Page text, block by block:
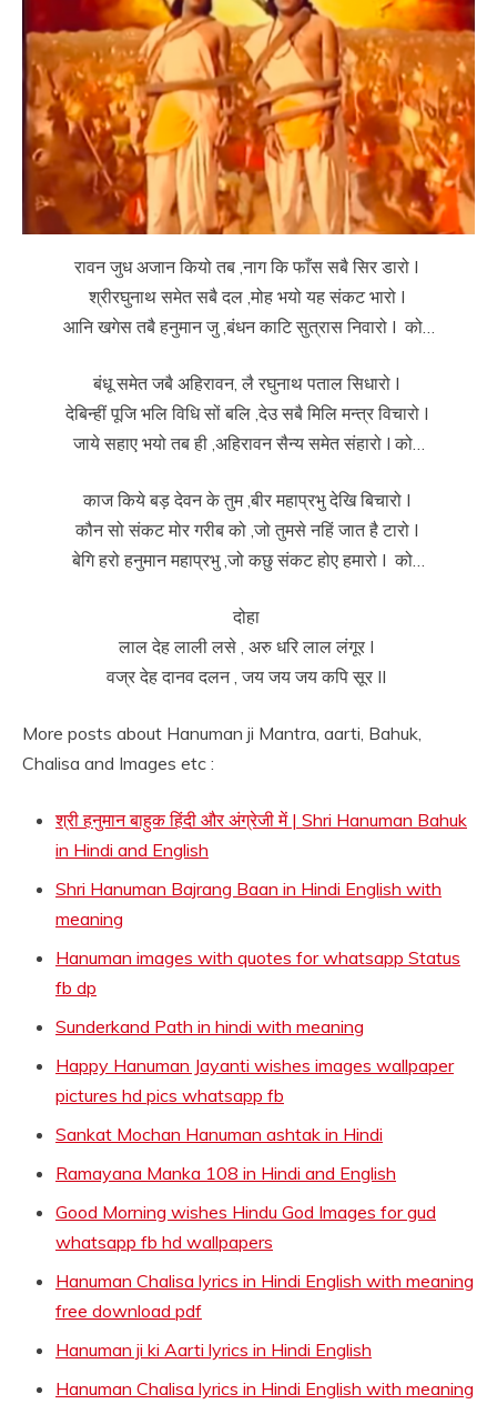
रावन जुध अजान कियो तब ,नाग कि फाँस सबै सिर डारो I
श्रीरघुनाथ समेत सबै दल ,मोह भयो यह संकट भारो I
आनि खगेस तबै हनुमान जु ,बंधन काटि सुत्रास निवारो I को…
बंधू समेत जबै अहिरावन, लै रघुनाथ पताल सिधारो I
देबिन्हीं पूजि भलि विधि सों बलि ,देउ सबै मिलि मन्त्र विचारो I
जाये सहाए भयो तब ही ,अहिरावन सैन्य समेत संहारो I को…
काज किये बड़ देवन के तुम ,बीर महाप्रभु देखि बिचारो I
कौन सो संकट मोर गरीब को ,जो तुमसे नहिं जात है टारो I
बेगि हरो हनुमान महाप्रभु ,जो कछु संकट होए हमारो I को…
दोहा
लाल देह लाली लसे , अरु धरि लाल लंगूर I
वज्र देह दानव दलन , जय जय जय कपि सूर II
More posts about Hanuman ji Mantra, aarti, Bahuk,
Chalisa and Images etc :
श्री हनुमान बाहुक हिंदी और अंग्रेजी में | Shri Hanuman Bahuk
in Hindi and English
Shri Hanuman Bajrang Baan in Hindi English with
meaning
Hanuman images with quotes for whatsapp Status
fb dp
Sunderkand Path in hindi with meaning
Happy Hanuman Jayanti wishes images wallpaper
pictures hd pics whatsapp fb
Sankat Mochan Hanuman ashtak in Hindi
Ramayana Manka 108 in Hindi and English
Good Morning wishes Hindu God Images for gud
whatsapp fb hd wallpapers
Hanuman Chalisa lyrics in Hindi English with meaning
free download pdf
Hanuman ji ki Aarti lyrics in Hindi English
Hanuman Chalisa lyrics in Hindi English with meaning